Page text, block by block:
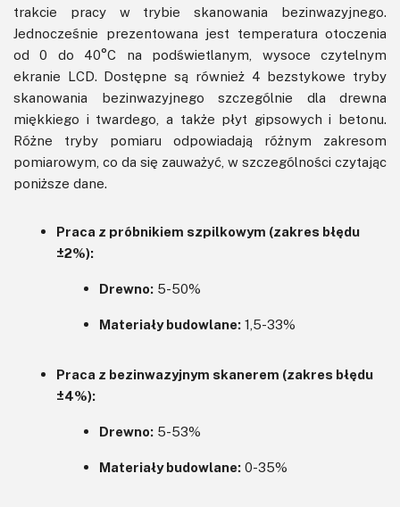
trakcie pracy w trybie skanowania bezinwazyjnego.
Jednocześnie prezentowana jest temperatura otoczenia
od 0 do 40°C na podświetlanym, wysoce czytelnym
ekranie LCD. Dostępne są również 4 bezstykowe tryby
skanowania bezinwazyjnego szczególnie dla drewna
miękkiego i twardego, a także płyt gipsowych i betonu.
Różne tryby pomiaru odpowiadają różnym zakresom
pomiarowym, co da się zauważyć, w szczególności czytając
poniższe dane.
Praca z próbnikiem szpilkowym (zakres błędu
±2%):
Drewno: 5-50%
Materiały budowlane: 1,5-33%
Praca z bezinwazyjnym skanerem (zakres błędu
±4%):
Drewno: 5-53%
Materiały budowlane: 0-35%